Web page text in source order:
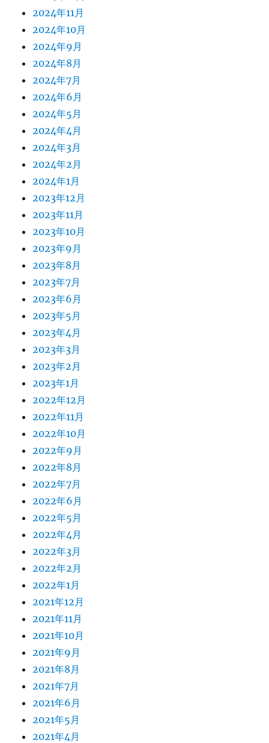
2024年11月
2024年10月
2024年9月
2024年8月
2024年7月
2024年6月
2024年5月
2024年4月
2024年3月
2024年2月
2024年1月
2023年12月
2023年11月
2023年10月
2023年9月
2023年8月
2023年7月
2023年6月
2023年5月
2023年4月
2023年3月
2023年2月
2023年1月
2022年12月
2022年11月
2022年10月
2022年9月
2022年8月
2022年7月
2022年6月
2022年5月
2022年4月
2022年3月
2022年2月
2022年1月
2021年12月
2021年11月
2021年10月
2021年9月
2021年8月
2021年7月
2021年6月
2021年5月
2021年4月